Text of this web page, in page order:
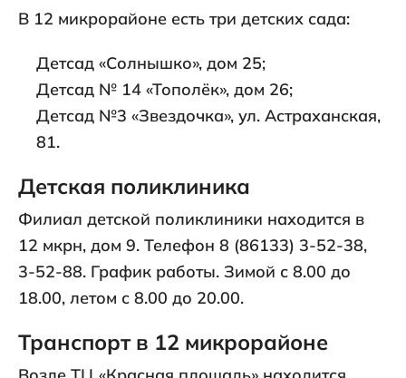
В 12 микрорайоне есть три детских сада:
Детсад «Солнышко», дом 25;
Детсад № 14 «Тополёк», дом 26;
Детсад №3 «Звездочка», ул. Астраханская,
81.
Детская поликлиника
Филиал детской поликлиники находится в
12 мкрн, дом 9. Телефон 8 (86133) 3-52-38,
3-52-88. График работы. Зимой с 8.00 до
18.00, летом с 8.00 до 20.00.
Транспорт в 12 микрорайоне